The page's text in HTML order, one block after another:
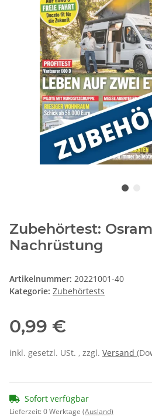
Zubehörtest:
Nachrüstung
Artikelnummer: 20221001-40
Kategorie: Zubehörtests
0,99 €
inkl. gesetzl. USt. , zzgl. Versand
Sofort verfügbar
Lieferzeit:0 Werktage (Ausland)